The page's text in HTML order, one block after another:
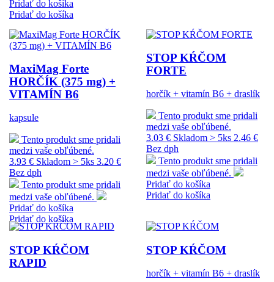
Pridať do košíka
Pridať do košíka
MaxiMag Forte
HORČÍK (375 mg) +
VITAMÍN B6
kapsule
Tento produkt sme pridali
medzi vaše obľúbené.
3.93 € Skladom > 5ks 3.20 €
Bez dph
Tento produkt sme pridali
medzi vaše obľúbené.
Pridať do košíka
Pridať do košíka
STOP KŔČOM
FORTE
horčík + vitamín B6 + draslík
Tento produkt sme pridali
medzi vaše obľúbené.
3.03 € Skladom > 5ks 2.46 €
Bez dph
Tento produkt sme pridali
medzi vaše obľúbené.
Pridať do košíka
Pridať do košíka
STOP KŔČOM
RAPID
STOP KŔČOM
horčík + vitamín B6 + draslík